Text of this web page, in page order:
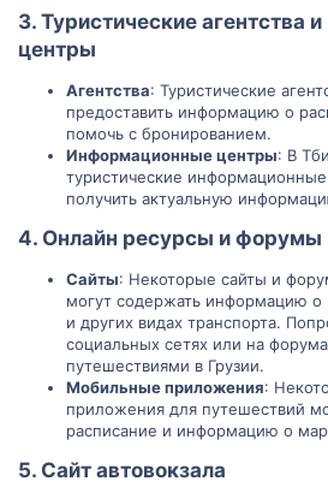
3. Туристические агентства
центры
Агентства: Туристические
предоставить информацию о
помочь с бронированием.
Информационные центры: В
туристические
получить актуальную
4. Онлайн ресурсы и форумы
Сайты: Некоторые сайты и
могут содержать информацию о
и других видах транспорта.
социальных сетях или на
путешествиями в Грузии.
Мобильные приложения:
приложения для путешествий
расписание и информацию о
5. Сайт автовокзала